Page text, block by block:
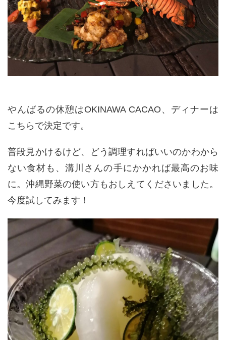
やんばるの休憩はOKINAWA CACAO、ディナーは
こちらで決定です。
普段見かけるけど、どう調理すればいいのかわから
ない食材も、溝川さんの手にかかれば最高のお味
に。沖縄野菜の使い方もおしえてくださいました。
今度試してみます！